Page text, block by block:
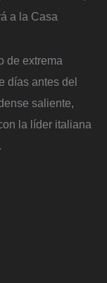
a la Casa
de extrema
días antes del
saliente,
la líder italiana